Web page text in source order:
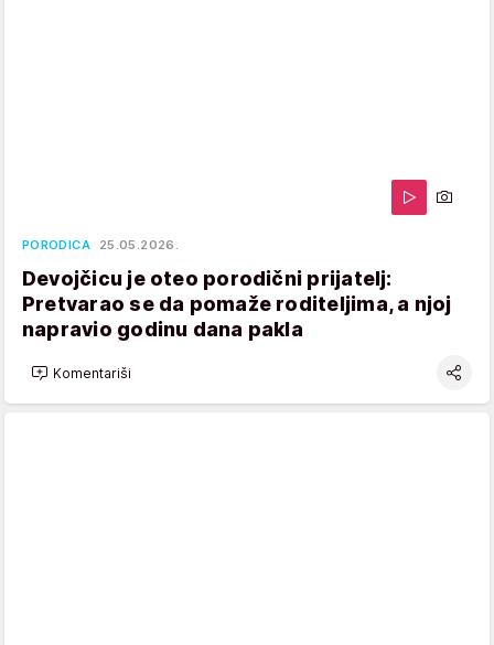
PORODICA 25.05.2026.
Devojčicu je oteo porodični prijatelj:
Pretvarao se da pomaže roditeljima, a njoj
napravio godinu dana pakla
Komentariši